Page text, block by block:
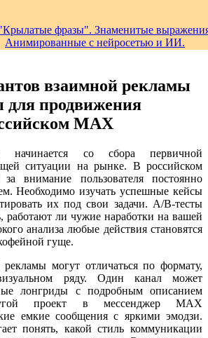
взаимной рекламы
для продвижения
MAX
начинается со сбора первичной
ситуации на рынке. В российском
внимание пользователя постоянно
Необходимо изучать успешные кейсы
их под свои задачи. A/B-тесты
работают ли чужие наработки на вашей
анализа любые действия становятся
гуще.
могут отличаться по формату,
ряду. Один канал может
лонгриды с подробным описанием
проект в мессенджер MAX
емкие сообщения с яркими эмодзи.
понять, какой стиль коммуникации